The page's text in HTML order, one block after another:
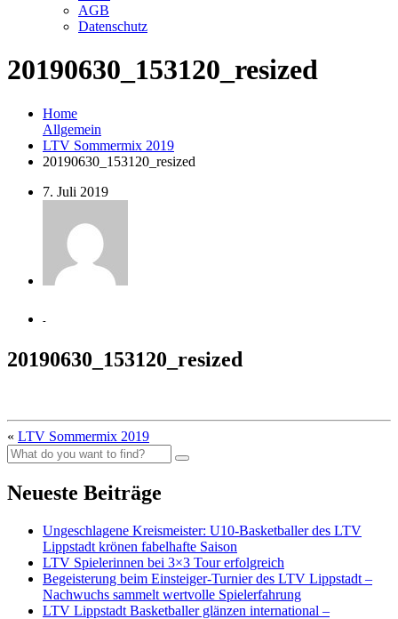
AGB
Datenschutz
20190630_153120_resized
Home
Allgemein
LTV Sommermix 2019
20190630_153120_resized
7. Juli 2019
-
20190630_153120_resized
« LTV Sommermix 2019
Neueste Beiträge
Ungeschlagene Kreismeister: U10-Basketballer des LTV
Lippstadt krönen fabelhafte Saison
LTV Spielerinnen bei 3×3 Tour erfolgreich
Begeisterung beim Einsteiger-Turnier des LTV Lippstadt –
Nachwuchs sammelt wertvolle Spielerfahrung
LTV Lippstadt Basketballer glänzen international –